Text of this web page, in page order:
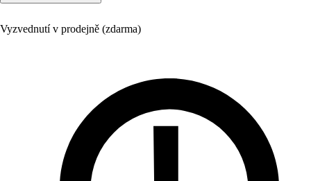
Vyzvednutí v prodejně (zdarma)